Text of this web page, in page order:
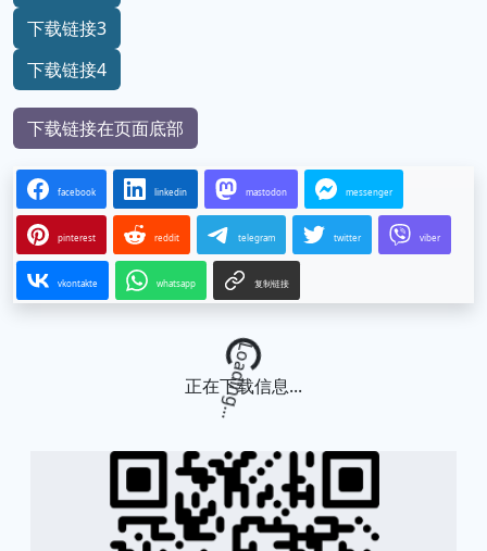
下载链接3
下载链接4
下载链接在页面底部
facebook linkedin mastodon messenger
pinterest reddit telegram twitter viber
vkontakte whatsapp 复制链接
Loading...
正在下载信息...